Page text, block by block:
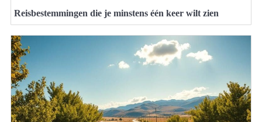
Reisbestemmingen die je minstens één keer wilt zien